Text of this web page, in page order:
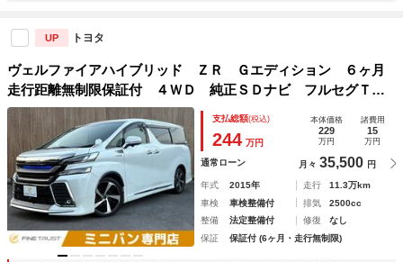
UP トヨタ
ヴェルファイアハイブリッド ＺＲ Ｇエディション ６ヶ月
走行距離無制限保証付 ４ＷＤ 純正ＳＤナビ フルセグＴ
Ｖ フリップダウンモニター 両側電動スライド 全周囲カメ
ラ ＥＴＣ モデリスタエアロ シートヒーター パワーシー
ト 電動リアゲート 衝突軽減
支払総額(税込)
244 万円
本体価格
229
万円
諸費用
15
万円
通常ローン 月々 35,500 円
年式 2015年 走行
11.3万km
車検
車検整備付 排気
2500cc
整備
法定整備付 修復
なし
保証
保証付 (6ヶ月・走行無制限)